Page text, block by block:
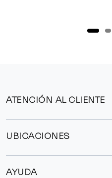
ATENCIÓN AL CLIENTE
UBICACIONES
AYUDA